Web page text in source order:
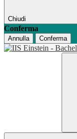
Chiudi
Conferma
Annulla Conferma